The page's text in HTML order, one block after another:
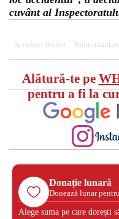
cuvânt al
Accident Rutier
Alătură-te pe
pentru a fi la
Donație lunară
Donează lunar
Alege suma pe care dorești